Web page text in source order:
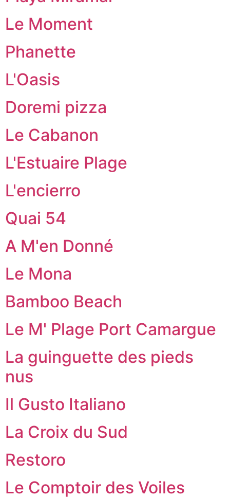
Le Moment
Phanette
L'Oasis
Doremi pizza
Le Cabanon
L'Estuaire Plage
L'encierro
Quai 54
A M'en Donné
Le Mona
Bamboo Beach
Le M' Plage Port Camargue
La guinguette des pieds
nus
Il Gusto Italiano
La Croix du Sud
Restoro
Le Comptoir des Voiles